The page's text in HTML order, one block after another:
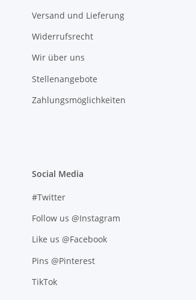
Versand und Lieferung
Widerrufsrecht
Wir über uns
Stellenangebote
Zahlungsmöglichkeiten
Social Media
#Twitter
Follow us @Instagram
Like us @Facebook
Pins @Pinterest
TikTok